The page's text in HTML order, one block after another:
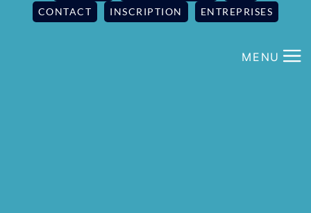
CONTACT
INSCRIPTION ENTREPRISES